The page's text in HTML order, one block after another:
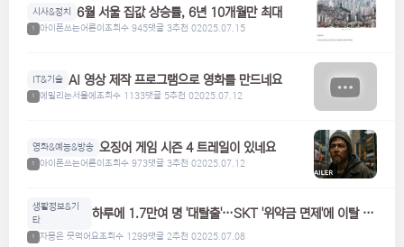
시사&정치 6월 서울 집값 상승률, 6년 10개월만 최대
1 아이폰쓰는어른이 조회수 945댓글 3추천 02025.07.15
IT&기술 AI 영상 제작 프로그램으로 영화를 만드네요
1 에밀리는서울에 조회수 1133댓글 5추천 02025.07.12
영화&예능&방송 오징어 게임 시즌 4 트레일이 있네요
1 아이폰쓰는어른이 조회수 973댓글 3추천 02025.07.12
생활정보&기
타
하루에 1.7만여 명 '대탈출'…SKT '위약금 면제'에 이탈 급
증
1 자몽은 못먹어요조회수 1299댓글 2추천 02025.07.08